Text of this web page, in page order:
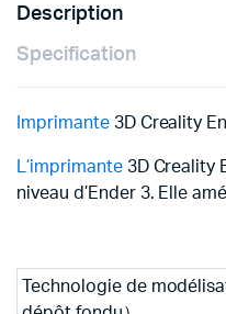
Description
Specification
Imprimante3D Creality
L’imprimante3D Creality
niveau d’Ender 3. Elle
Technologie de